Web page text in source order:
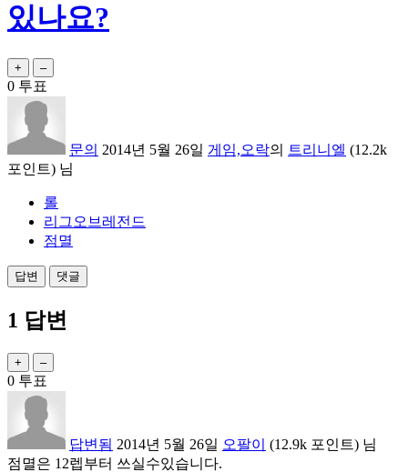
있나요?
0 투표
문의 2014년 5월 26일 게임,오락의 트리니엘 (12.2k
포인트) 님
롤
리그오브레전드
점멸
1 답변
0 투표
답변됨 2014년 5월 26일 오팔이 (12.9k 포인트) 님
점멸은 12렙부터 쓰실수있습니다.